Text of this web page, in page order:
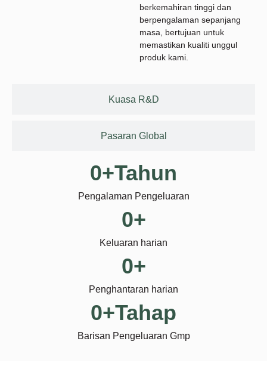
Kuasa R&D
Pasaran Global
berkemahiran tinggi dan
berpengalaman sepanjang
masa, bertujuan untuk
memastikan kualiti unggul
produk kami.
Pengalaman Pengeluaran
0+Tahun
Keluaran harian
0+
Penghantaran harian
0+
Barisan Pengeluaran Gmp
0+Tahap